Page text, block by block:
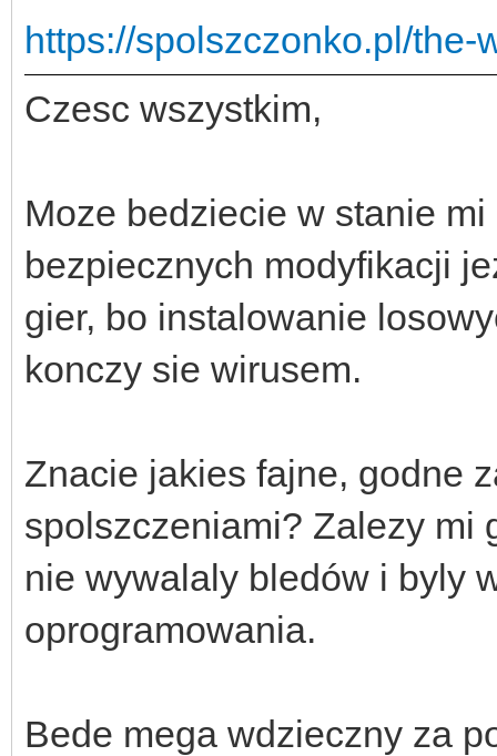
https://spolszczonko.pl/the-
Czesc wszystkim,
Moze bedziecie w stanie
bezpiecznych modyfikacji
gier, bo instalowanie
konczy sie wirusem.
Znacie jakies fajne, godne
spolszczeniami? Zalezy mi
nie wywalaly bledów i byly
oprogramowania.
Bede mega wdzieczny za